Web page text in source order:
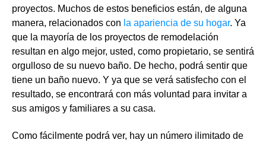
proyectos. Muchos de estos beneficios están, de alguna
manera, relacionados con la apariencia de su hogar. Ya
que la mayoría de los proyectos de remodelación
resultan en algo mejor, usted, como propietario, se sentirá
orgulloso de su nuevo baño. De hecho, podrá sentir que
tiene un baño nuevo. Y ya que se verá satisfecho con el
resultado, se encontrará con más voluntad para invitar a
sus amigos y familiares a su casa.
Como fácilmente podrá ver, hay un número ilimitado de